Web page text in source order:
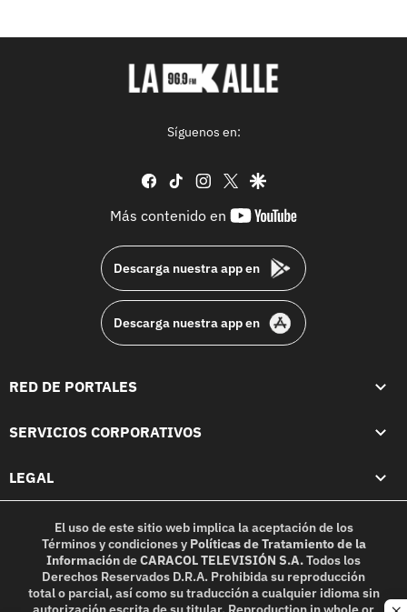
Síguenos en:
facebook
tiktok instagram
twittergoogle
Más contenido en
youtube-
Descarga nuestra app en
Descarga nuestra app en
RED DE PORTALES
SERVICIOS CORPORATIVOS
LEGAL
El uso de este sitio web implica la aceptación de los
Términos y condicionesy Políticas de Tratamiento de la
InformacióndeCARACOL TELEVISIÓN S.A.Todos los
Derechos Reservados D.R.A. Prohibida su reproducción
total o parcial, así como su traducción a cualquier idioma sin